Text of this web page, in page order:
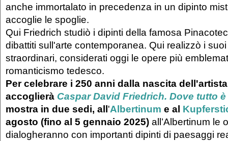
anche immortalato in precedenza in un dipinto
accoglie le spoglie.
Qui Friedrich studiò i dipinti della famosa
dibattiti sull'arte contemporanea. Qui realizzò i
straordinari, considerati oggi le opere più
romanticismo tedesco.
Per celebrare i 250 anni dalla nascita
accoglierà Caspar David Friedrich. Dove tutto
mostra in due sedi, all'Albertinum e al
agosto (fino al 5 gennaio 2025) all’Albertinum le
dialogheranno con importanti dipinti di paesaggi